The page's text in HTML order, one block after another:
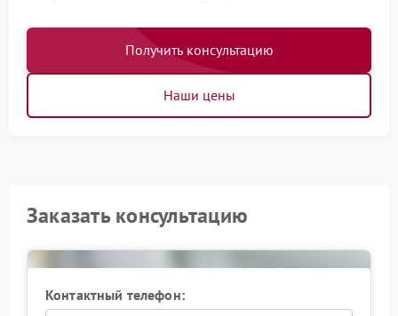
Получить консультацию
Наши цены
Заказать консультацию
Контактный телефон: